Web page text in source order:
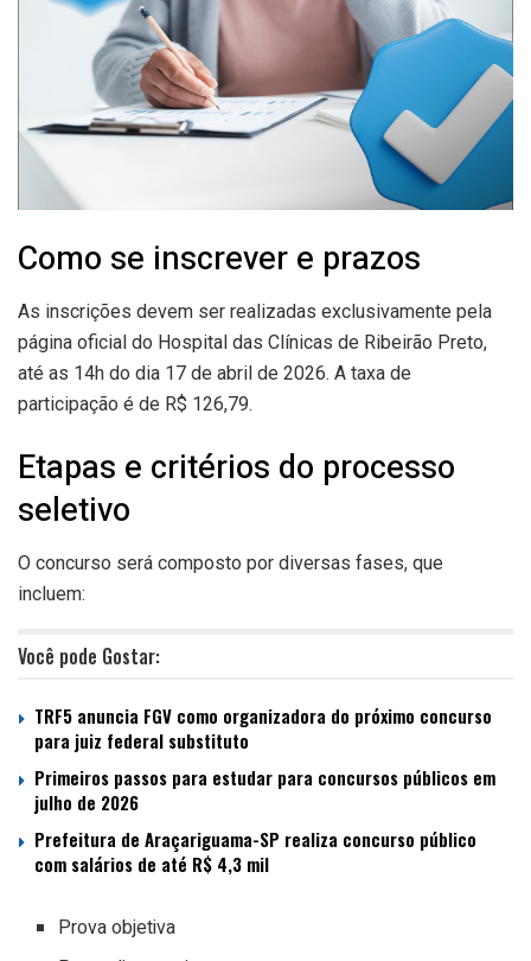
Como se inscrever e prazos
As inscrições devem ser realizadas exclusivamente pela
página oficial do Hospital das Clínicas de Ribeirão Preto,
até as 14h do dia 17 de abril de 2026. A taxa de
participação é de R$ 126,79.
Etapas e critérios do processo
seletivo
O concurso será composto por diversas fases, que
incluem:
Você pode Gostar:
TRF5 anuncia FGV como organizadora do próximo concurso
para juiz federal substituto
Primeiros passos para estudar para concursos públicos em
julho de 2026
Prefeitura de Araçariguama-SP realiza concurso público
com salários de até R$ 4,3 mil
Prova objetiva